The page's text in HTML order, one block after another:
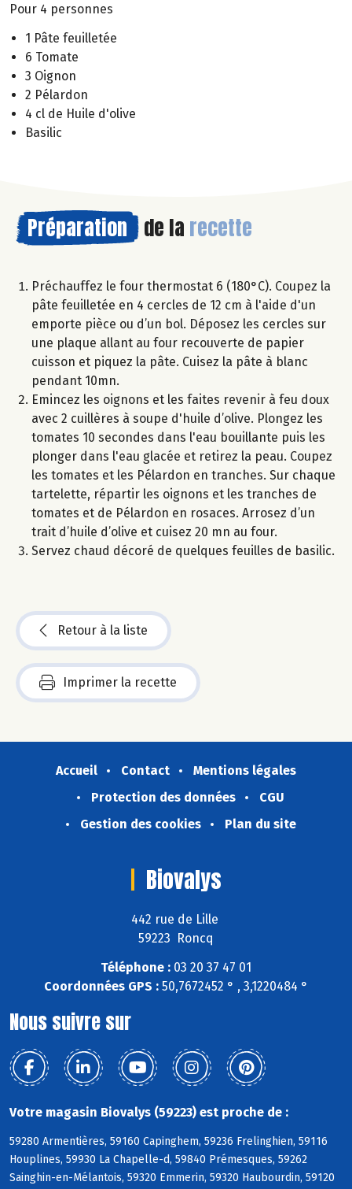
Pour 4 personnes
1 Pâte feuilletée
6 Tomate
3 Oignon
2 Pélardon
4 cl de Huile d'olive
Basilic
Préparation de la recette
Préchauffez le four thermostat 6 (180°C). Coupez la
pâte feuilletée en 4 cercles de 12 cm à l'aide d'un
emporte pièce ou d’un bol. Déposez les cercles sur
une plaque allant au four recouverte de papier
cuisson et piquez la pâte. Cuisez la pâte à blanc
pendant 10mn.
Emincez les oignons et les faites revenir à feu doux
avec 2 cuillères à soupe d'huile d’olive. Plongez les
tomates 10 secondes dans l'eau bouillante puis les
plonger dans l'eau glacée et retirez la peau. Coupez
les tomates et les Pélardon en tranches. Sur chaque
tartelette, répartir les oignons et les tranches de
tomates et de Pélardon en rosaces. Arrosez d’un
trait d’huile d’olive et cuisez 20 mn au four.
Servez chaud décoré de quelques feuilles de basilic.
Retour à la liste
Imprimer la recette
Accueil Contact
Mentions légales
Protection des données
CGU
Gestion des cookies
Plan du site
Biovalys
442 rue de Lille
59223 Roncq
Téléphone : 03 20 37 47 01
Coordonnées GPS : 50,7672452 ° , 3,1220484 °
Nous suivre sur
Votre magasin Biovalys (59223) est proche de :
59280 Armentières, 59160 Capinghem, 59236 Frelinghien, 59116
Houplines, 59930 La Chapelle-d, 59840 Prémesques, 59262
Sainghin-en-Mélantois, 59320 Emmerin, 59320 Haubourdin, 59120